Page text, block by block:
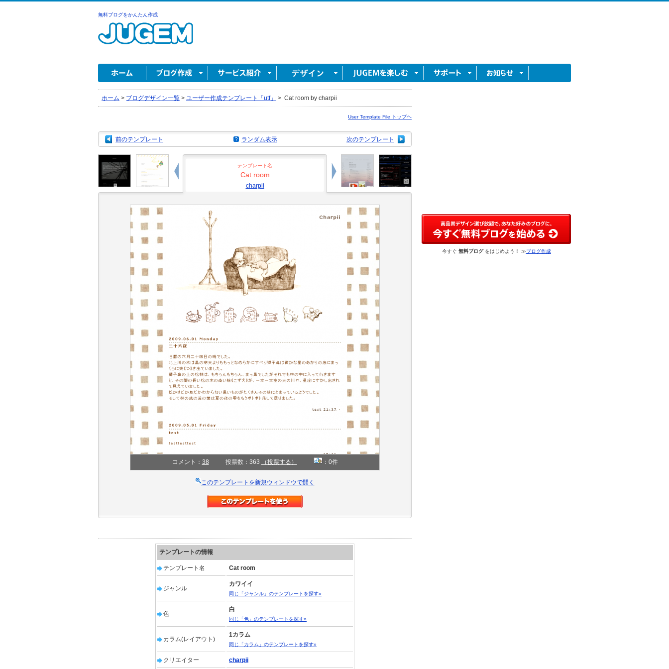
無料ブログをかんたん作成
ホーム > ブログデザイン一覧 > ユーザー作成テンプレート「utf」 > Cat room by charpii
User Template File トップヘ
前のテンプレート 次のテンプレート
ランダム表示
テンプレート名
Cat room
charpii
コメント： 38 投票数：363 （投票する） ：0件
このテンプレートを新規ウィンドウで開く
テンプレートの情報
テンプレート名 Cat room
ジャンル
カワイイ
同じ「ジャンル」のテンプレートを探す»
色
白
同じ「色」のテンプレートを探す»
カラム(レイアウト)
1カラム
同じ「カラム」のテンプレートを探す»
クリエイター charpii
今すぐ 無料ブログをはじめよう！ ≫ブログ作成